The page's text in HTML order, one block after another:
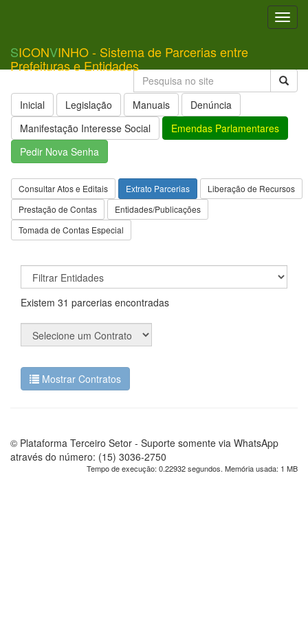
SICONVINHO - Sistema de Parcerias entre
Prefeituras e Entidades
Inicial Legislação Manuais
Denúncia
Manifestação Interesse Social
Emendas Parlamentares
Pedir Nova Senha
Consultar Atos e Editais Extrato Parcerias
Liberação de Recursos
Prestação de Contas
Entidades/Publicações
Tomada de Contas Especial
Existem 31 parcerias encontradas
Mostrar Contratos
© Plataforma Terceiro Setor - Suporte somente via WhatsApp
através do número: (15) 3036-2750
Tempo de execução: 0.22932 segundos. Memória usada: 1 MB